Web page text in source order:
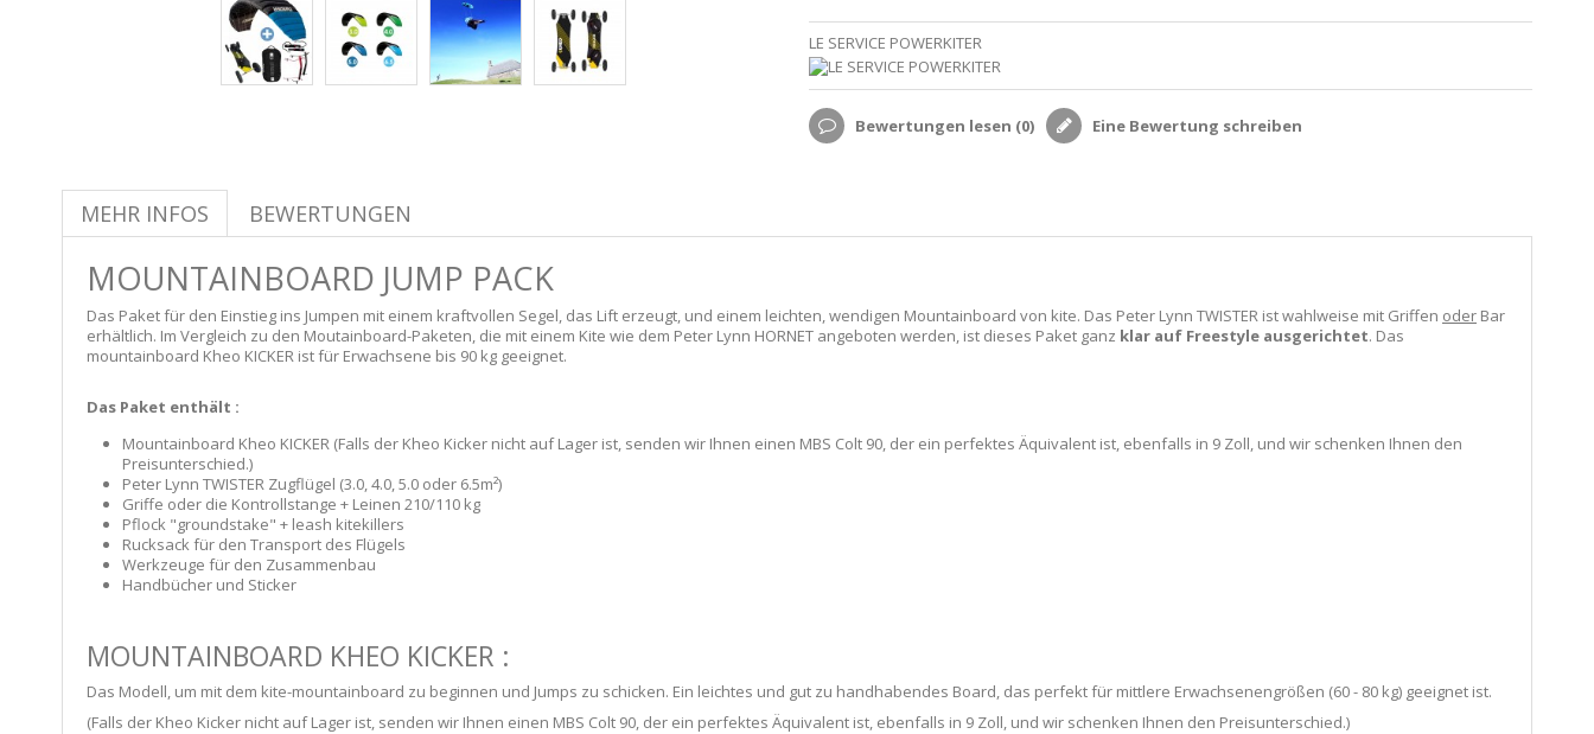
LE SERVICE POWERKITER
Bewertungen lesen (0) Eine Bewertung schreiben
MEHR INFOS BEWERTUNGEN
MOUNTAINBOARD JUMP PACK
Das Paket für den Einstieg ins Jumpen mit einem kraftvollen Segel, das Lift erzeugt, und einem leichten, wendigen Mountainboard von kite. Das Peter Lynn TWISTER ist wahlweise mit Griffen oder Bar
erhältlich. Im Vergleich zu den Moutainboard-Paketen, die mit einem Kite wie dem Peter Lynn HORNET angeboten werden, ist dieses Paket ganz klar auf Freestyle ausgerichtet. Das
mountainboard Kheo KICKER ist für Erwachsene bis 90 kg geeignet.
Das Paket enthält :
Mountainboard Kheo KICKER (Falls der Kheo Kicker nicht auf Lager ist, senden wir Ihnen einen MBS Colt 90, der ein perfektes Äquivalent ist, ebenfalls in 9 Zoll, und wir schenken Ihnen den
Preisunterschied.)
Peter Lynn TWISTER Zugflügel (3.0, 4.0, 5.0 oder 6.5m²)
Griffe oder die Kontrollstange + Leinen 210/110 kg
Pflock "groundstake" + leash kitekillers
Rucksack für den Transport des Flügels
Werkzeuge für den Zusammenbau
Handbücher und Sticker
MOUNTAINBOARD KHEO KICKER :
Das Modell, um mit dem kite-mountainboard zu beginnen und Jumps zu schicken. Ein leichtes und gut zu handhabendes Board, das perfekt für mittlere Erwachsenengrößen (60 - 80 kg) geeignet ist.
(Falls der Kheo Kicker nicht auf Lager ist, senden wir Ihnen einen MBS Colt 90, der ein perfektes Äquivalent ist, ebenfalls in 9 Zoll, und wir schenken Ihnen den Preisunterschied.)